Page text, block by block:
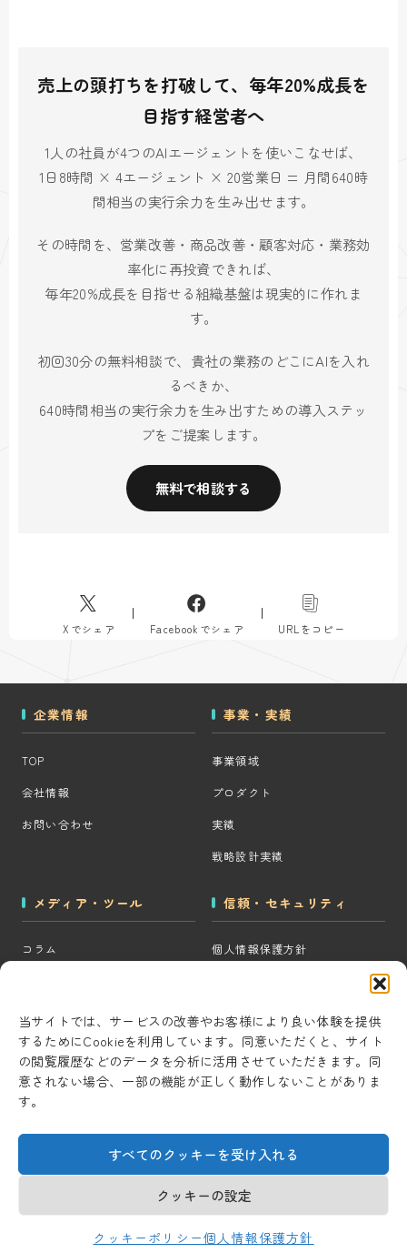
当サイトでは、サービスの改善やお客様により良い体験を提供
するためにCookieを利用しています。同意いただくと、サイト
の閲覧履歴などのデータを分析に活用させていただきます。同
意されない場合、一部の機能が正しく動作しないことがありま
す。
すべてのクッキーを受け入れる
クッキーの設定
クッキーポリシー個人情報保護方針
売上の頭打ちを打破して、毎年20%成長を
目指す経営者へ
1人の社員が4つのAIエージェントを使いこなせば、
1日8時間 × 4エージェント × 20営業日 = 月間640時
間相当の実行余力を生み出せます。
その時間を、営業改善・商品改善・顧客対応・業務効
率化に再投資できれば、
毎年20%成長を目指せる組織基盤は現実的に作れま
す。
初回30分の無料相談で、貴社の業務のどこにAIを入れ
るべきか、
640時間相当の実行余力を生み出すための導入ステッ
プをご提案します。
無料で相談する
Xでシェア Facebookでシェア URLをコピー
企業情報
TOP
会社情報
お問い合わせ
事業・実績
事業領域
プロダクト
実績
戦略設計実績
メディア・ツール
コラム
CRM・MAツール選定診断
BigQuery×GTM 相場見積もり
ツール
AI用語集
信頼・セキュリティ
個人情報保護方針
コンテンツ制作方針
研究・開発方針
セキュリティ対策
© 2026 Universal Marketing Inc.